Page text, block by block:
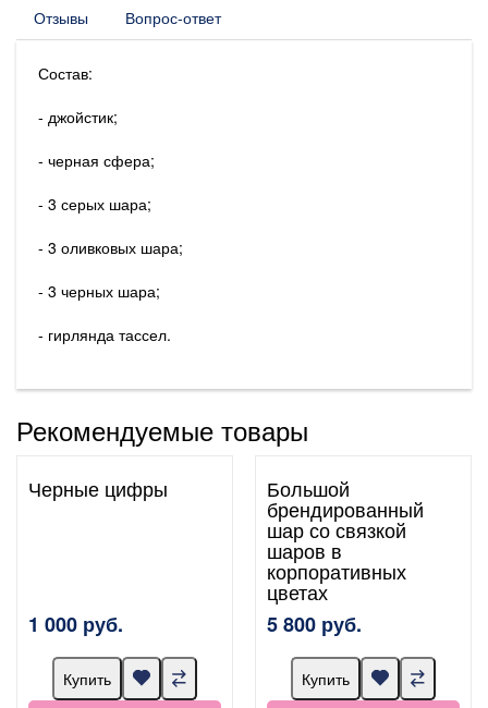
Отзывы Вопрос-ответ
Состав:
- джойстик;
- черная сфера;
- 3 серых шара;
- 3 оливковых шара;
- 3 черных шара;
- гирлянда тассел.
Рекомендуемые товары
Черные цифры
1 000 руб.
Купить
Большой
брендированный
шар со связкой
шаров в
корпоративных
цветах
5 800 руб.
Купить